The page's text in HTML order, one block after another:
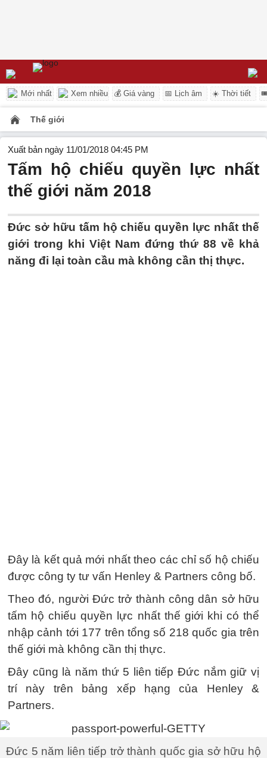
Mới nhất Xem nhiều 💰 Giá vàng 📅 Lịch âm ☀️ Thời tiết
Thế giới
Xuất bản ngày 11/01/2018 04:45 PM
Tấm hộ chiếu quyền lực nhất
thế giới năm 2018
Đức sở hữu tấm hộ chiếu quyền lực nhất thế
giới trong khi Việt Nam đứng thứ 88 về khả
năng đi lại toàn cầu mà không cần thị thực.
Đây là kết quả mới nhất theo các chỉ số hộ chiếu
được công ty tư vấn Henley & Partners công bố.
Theo đó, người Đức trở thành công dân sở hữu
tấm hộ chiếu quyền lực nhất thế giới khi có thể
nhập cảnh tới 177 trên tổng số 218 quốc gia trên
thế giới mà không cần thị thực.
Đây cũng là năm thứ 5 liên tiếp Đức nắm giữ vị
trí này trên bảng xếp hạng của Henley &
Partners.
Đức 5 năm liên tiếp trở thành quốc gia sở hữu hộ